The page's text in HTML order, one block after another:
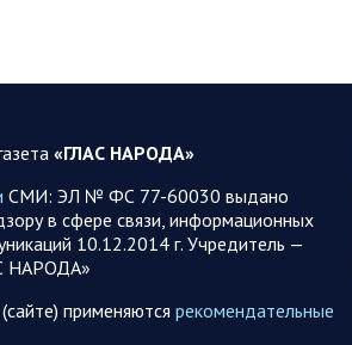
«ГЛАС НАРОДА»
СМИ: ЭЛ № ФС 77-60030 выдано
в сфере связи, информационных
10.12.2014 г. Учредитель —
НАРОДА»
применяются рекомендательные